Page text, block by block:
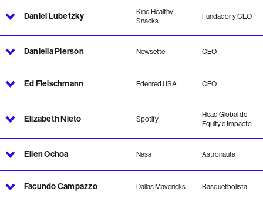
Daniel Lubetzky
Kind Healthy
Snacks
Fundador y CEO
Daniella Pierson Newsette CEO
Ed Fleischmann Edenred USA CEO
Elizabeth Nieto Spotify
Head Global de
Equity e Impacto
Ellen Ochoa Nasa Astronauta
Facundo Campazzo Dallas Mavericks Basquetbolista